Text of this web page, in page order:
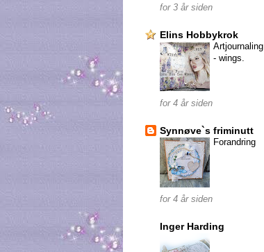
for 3 år siden
Elins Hobbykrok
Artjournaling
- wings.
for 4 år siden
Synnøve`s friminutt
Forandring
for 4 år siden
Inger Harding